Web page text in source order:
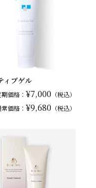
ィブゲル
価格： ¥7,000 （税込）
価格： ¥9,680 （税込）